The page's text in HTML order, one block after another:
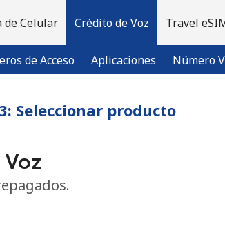
de Celular Crédito de Voz
de Acceso Aplicaciones Número
Travel
Seleccionar producto